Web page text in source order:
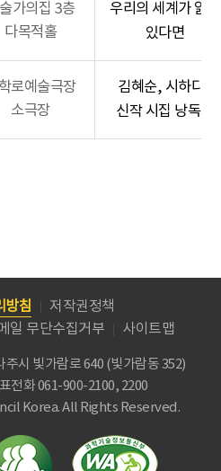
가의집 3층
다목적홀
우리의 세계가 얽혀
있다면
로예술극장
소극장
김혜순, 시하다 -
신작 시집 낭독회
방침
저작권정책
일 무단수집거부
사이트맵
시 빛가람로 640 (빛가람동 352)
전화 061-900-2100, 2200
Korea. All Rights Reserved.